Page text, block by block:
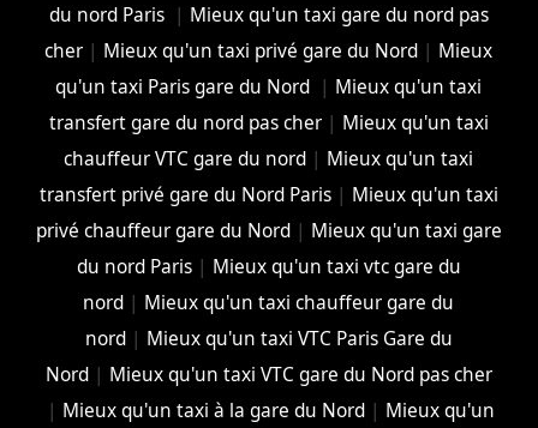
du nord Paris | Mieux qu'un taxi gare du nord pas
cher | Mieux qu'un taxi privé gare du Nord | Mieux
qu'un taxi Paris gare du Nord | Mieux qu'un taxi
transfert gare du nord pas cher| Mieux qu'un taxi
chauffeur VTC gare du nord | Mieux qu'un taxi
transfert privé gare du Nord Paris| Mieux qu'un taxi
privé chauffeur gare du Nord| Mieux qu'un taxi gare
du nord Paris| Mieux qu'un taxi vtc gare du
nord | Mieux qu'un taxi chauffeur gare du
nord| Mieux qu'un taxi VTC Paris Gare du
Nord| Mieux qu'un taxi VTC gare du Nord pas cher
| Mieux qu'un taxi à la gare du Nord | Mieux qu'un